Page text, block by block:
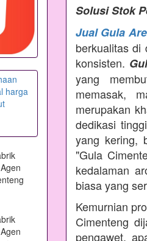
Solusi Stok
Jual Gula
berkualitas di
konsisten.
yang
memasak,
merupakan
dedikasi
yang kering,
"Gula
kedalaman
biasa yang
Kemurnian
Cimenteng
pengawet,